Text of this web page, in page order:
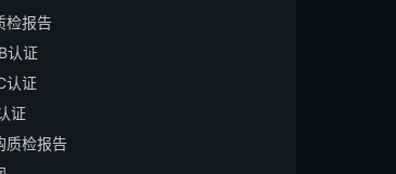
检报告
认证
认证
证
质检报告